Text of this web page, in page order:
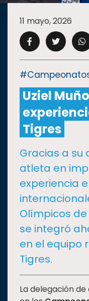
ACADEMIA
CAMPUS UANL
CULTURA
DEPORTES
I+D+IEXPERTOS
SALUD
SUSTENTABILIDAD
TEMAS
Oferta
educativa
11 mayo, 2026
Uziel
Tigres
Gracias a su
atleta en
experiencia
Olímpicos de
se integró
en el equipo
Tigres.
La delegación